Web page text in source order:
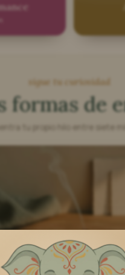
sigue tu curiosidad
formas de
de aromas